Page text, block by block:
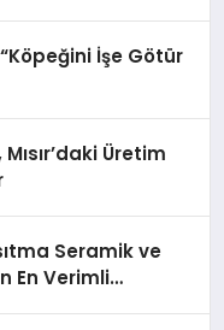
İşe Götür
Üretim
Seramik ve
En Verimli